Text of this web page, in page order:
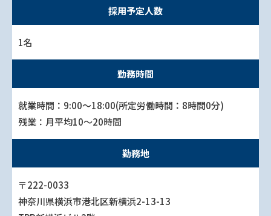
採用予定人数
1名
勤務時間
就業時間：9:00～18:00(所定労働時間：8時間0分)
残業：月平均10～20時間
勤務地
〒222-0033
神奈川県横浜市港北区新横浜2-13-13